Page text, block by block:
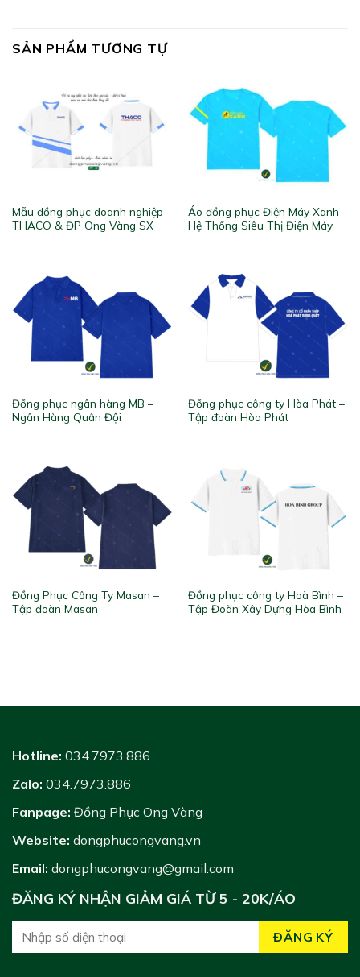
SẢN PHẨM TƯƠNG TỰ
Mẫu đồng phục doanh nghiệp
THACO & ĐP Ong Vàng SX
Áo đồng phục Điện Máy Xanh –
Hệ Thống Siêu Thị Điện Máy
Đồng phục ngân hàng MB –
Ngân Hàng Quân Đội
Đồng phục công ty Hòa Phát –
Tập đoàn Hòa Phát
Đồng Phục Công Ty Masan –
Tập đoàn Masan
Đồng phục công ty Hoà Bình –
Tập Đoàn Xây Dựng Hòa Bình
Hotline: 034.7973.886
Zalo: 034.7973.886
Fanpage: Đồng Phục Ong Vàng
Website: dongphucongvang.vn
Email: dongphucongvang@gmail.com
ĐĂNG KÝ NHẬN GIẢM GIÁ TỪ 5 - 20K/ÁO